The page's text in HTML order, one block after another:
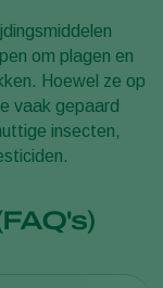
om plagen en
Hoewel ze op
vaak gepaard
insecten,